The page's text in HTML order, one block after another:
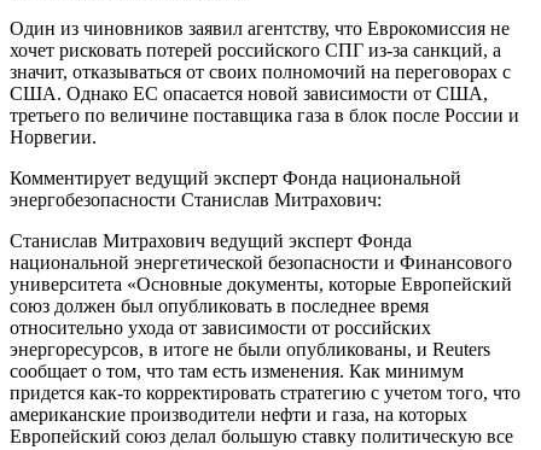
Один из чиновников заявил агентству, что Еврокомиссия не
хочет рисковать потерей российского СПГ из-за санкций, а
значит, отказываться от своих полномочий на переговорах с
США. Однако ЕС опасается новой зависимости от США,
третьего по величине поставщика газа в блок после России и
Норвегии.
Комментирует ведущий эксперт Фонда национальной
энергобезопасности Станислав Митрахович:
Станислав Митрахович ведущий эксперт Фонда
национальной энергетической безопасности и Финансового
университета «Основные документы, которые Европейский
союз должен был опубликовать в последнее время
относительно ухода от зависимости от российских
энергоресурсов, в итоге не были опубликованы, и Reuters
сообщает о том, что там есть изменения. Как минимум
придется как-то корректировать стратегию с учетом того, что
американские производители нефти и газа, на которых
Европейский союз делал большую ставку политическую все